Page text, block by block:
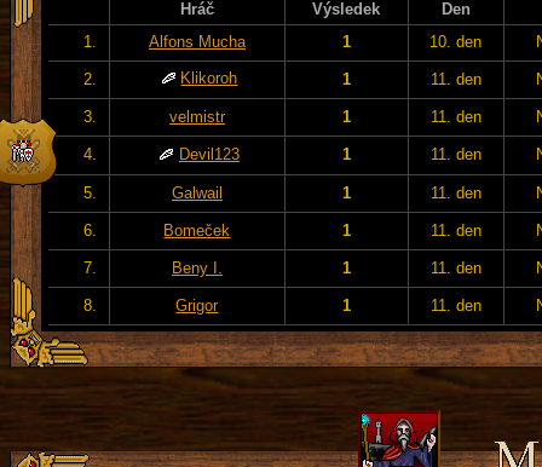
Hráč Výsledek
Den
1.
Alfons Mucha 1 10. den
2. Klikoroh 1 11. den
3. velmistr 1 11. den
4. Devil123 1 11. den
5. Galwail 1 11. den
6. Bomeček 1 11. den
7. Beny I. 1 11. den
8. Grigor 1 11. den